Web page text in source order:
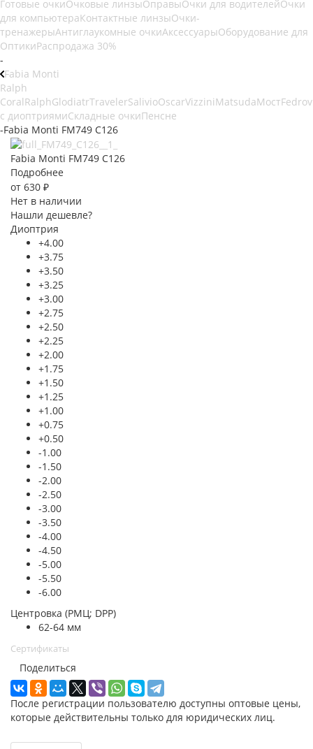
Готовые очкиОчковые линзыОправыОчки для водителейОчки
для компьютераКонтактные линзыОчки-
тренажерыАнтиглаукомные очкиАксессуарыОборудование для
ОптикиРаспродажа 30%
-
Fabia Monti
Ralph
CoralRalphGlodiatrTravelerSalivioOscarVizziniMatsudaМостFedrov
с диоптриямиСкладные очкиПенсне
-Fabia Monti FM749 C126
Fabia Monti FM749 C126
Подробнее
от 630 ₽
Нет в наличии
Нашли дешевле?
Диоптрия
+4.00
+3.75
+3.50
+3.25
+3.00
+2.75
+2.50
+2.25
+2.00
+1.75
+1.50
+1.25
+1.00
+0.75
+0.50
-1.00
-1.50
-2.00
-2.50
-3.00
-3.50
-4.00
-4.50
-5.00
-5.50
-6.00
Центровка (РМЦ; DPP)
62-64 мм
Сертификаты
Поделиться
После регистрации пользователю доступны оптовые цены,
которые действительны только для юридических лиц.